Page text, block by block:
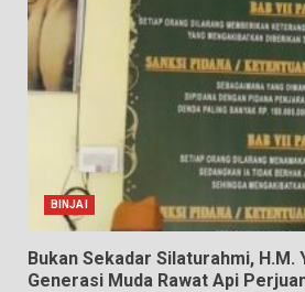
BINJAI
Bukan Sekadar Silaturahmi, H.M.
Generasi Muda Rawat Api